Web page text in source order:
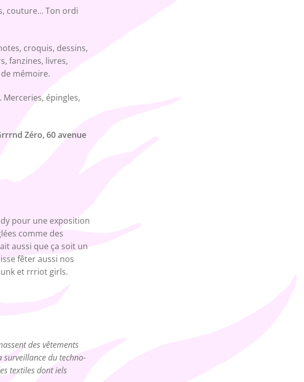
couture… Ton ordi
croquis, dessins,
fanzines, livres,
mémoire.
épingles,
Zéro, 60 avenue
pour une exposition
comme des
aussi que ça soit un
fêter aussi nos
et rrriot girls.
des vêtements
surveillance du techno-
textiles dont iels